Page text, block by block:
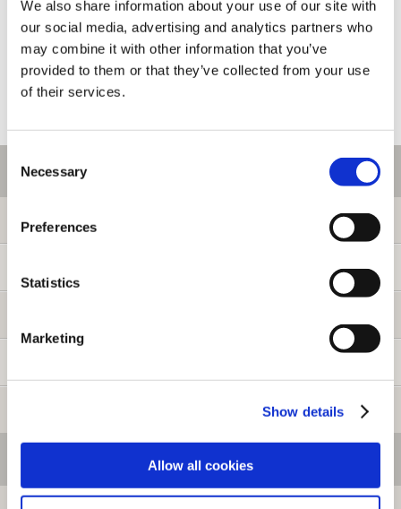
We also share information about your use of our site with
our social media, advertising and analytics partners who
may combine it with other information that you’ve
provided to them or that they’ve collected from your use
of their services.
Selection
Necessary
Preferences
Statistics
Marketing
Show details
Allow all cookies
ご利用情報
初めての方へ